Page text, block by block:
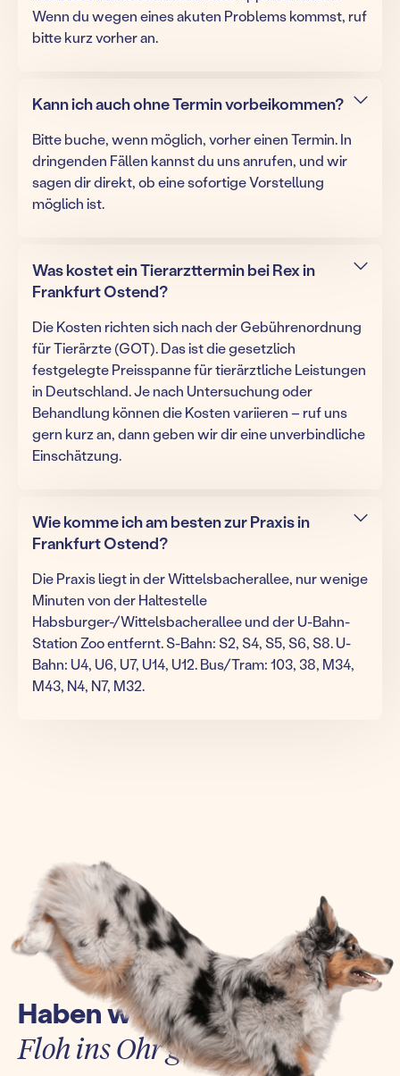
Wenn du wegen eines akuten Problems kommst, ruf
bitte kurz vorher an.
Kann ich auch ohne Termin vorbeikommen?
Bitte buche, wenn möglich, vorher einen Termin. In
dringenden Fällen kannst du uns anrufen, und wir
sagen dir direkt, ob eine sofortige Vorstellung
möglich ist.
Was kostet ein Tierarzttermin bei Rex in
Frankfurt Ostend?
Die Kosten richten sich nach der Gebührenordnung
für Tierärzte (GOT). Das ist die gesetzlich
festgelegte Preisspanne für tierärztliche Leistungen
in Deutschland. Je nach Untersuchung oder
Behandlung können die Kosten variieren – ruf uns
gern kurz an, dann geben wir dir eine unverbindliche
Einschätzung.
Wie komme ich am besten zur Praxis in
Frankfurt Ostend?
Die Praxis liegt in der Wittelsbacherallee, nur wenige
Minuten von der Haltestelle
Habsburger-/Wittelsbacherallee und der U-Bahn-
Station Zoo entfernt. S-Bahn: S2, S4, S5, S6, S8. U-
Bahn: U4, U6, U7, U14, U12. Bus/Tram: 103, 38, M34,
M43, N4, N7, M32.
Haben wir euch einen
Floh ins Ohr gesetzt?